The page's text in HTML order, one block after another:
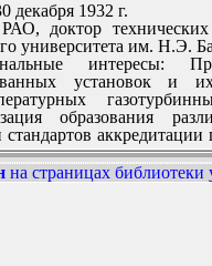
декабря 1932 г.
доктор технических
университета им. Н.Э.
интересы:
установок и
образования
кадров.
на страницах библиотеки